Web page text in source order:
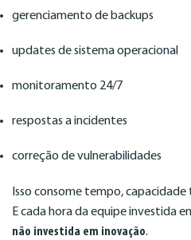
gerenciamento de backups
updates de sistema operacional
monitoramento 24/7
respostas a incidentes
correção de vulnerabilidades
Isso consome tempo,
E cada hora da equipe investida
não investida em inovação.